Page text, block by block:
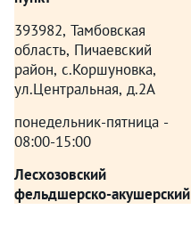
393982, Тамбовская
область, Пичаевский
район, с.Коршуновка,
ул.Центральная, д.2А
понедельник-пятница -
08:00-15:00
Лесхозовский
фельдшерско-акушерский